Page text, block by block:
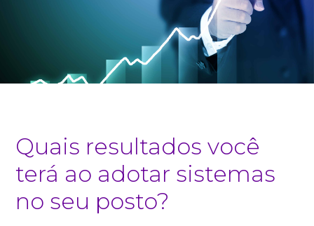
Quais resultados você
terá ao adotar sistemas
no seu posto?